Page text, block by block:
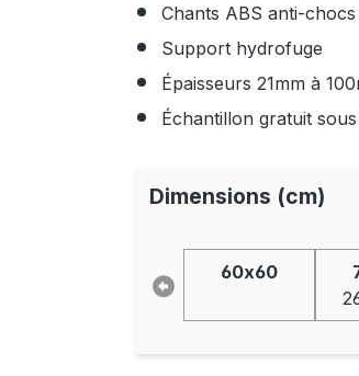
Chants ABS anti-chocs
Support hydrofuge
Épaisseurs 21mm à
Échantillon gratuit
Dimensions (cm)
60x60